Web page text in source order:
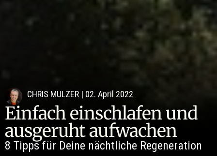
02. April 2022
Einfach einschlafen und
ausgeruht aufwachen
8 Tipps für Deine nächtliche Regeneration
📖 Inhaltsverzeichnis